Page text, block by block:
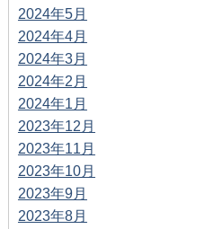
2024年5月
2024年4月
2024年3月
2024年2月
2024年1月
2023年12月
2023年11月
2023年10月
2023年9月
2023年8月